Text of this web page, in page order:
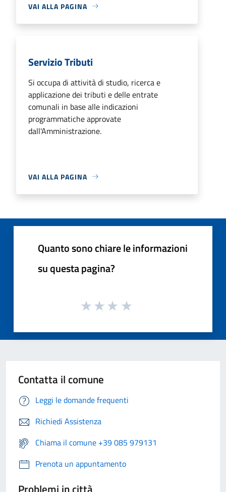
VAI ALLA PAGINA
Servizio Tributi
Si occupa di attività di studio, ricerca e
applicazione dei tributi e delle entrate
comunali in base alle indicazioni
programmatiche approvate
dall'Amministrazione.
VAI ALLA PAGINA
Quanto sono chiare le informazioni
su questa pagina?
Contatta il comune
Leggi le domande frequenti
Richiedi Assistenza
Chiama il comune +39 085 979131
Prenota un appuntamento